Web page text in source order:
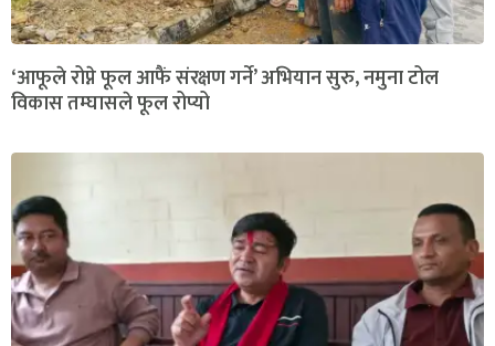
‘आफूले रोप्ने फूल आफैं संरक्षण गर्ने’ अभियान सुरु, नमुना टोल
विकास तम्घासले फूल रोप्यो